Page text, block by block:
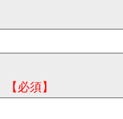
【必須】